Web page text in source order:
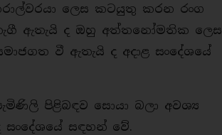
ලෙස කටයුතු කරන රංග
නැගී ඇතැයි ද ඔහු අත්තනෝමතික ලෙස
වී ඇතැයි ද අදාළ සංදේශයේ
පිළිබඳව සොයා බලා අවශ්‍ය
සඳහන් වේ.